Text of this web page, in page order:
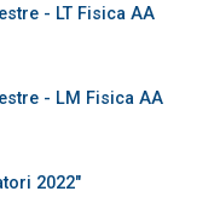
- LT Fisica AA
- LM Fisica AA
2022"